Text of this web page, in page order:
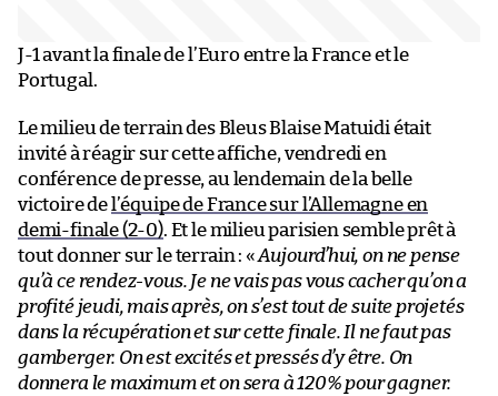
J-1 avant la finale de l’Euro entre la France et le
Portugal.
Le milieu de terrain des Bleus Blaise Matuidi était
invité à réagir sur cette affiche, vendredi en
conférence de presse, au lendemain de la belle
victoire del’équipe de France sur l’Allemagne en
demi-finale (2-0). Et le milieu parisien semble prêt à
tout donner sur le terrain : «Aujourd’hui, on ne pense
qu’à ce rendez-vous. Je ne vais pas vous cacher qu’on a
profité jeudi, mais après, on s’est tout de suite projetés
dans la récupération et sur cette finale. Il ne faut pas
gamberger. On est excités et pressés d’y être. On
donnera le maximum et on sera à 120% pour gagner.